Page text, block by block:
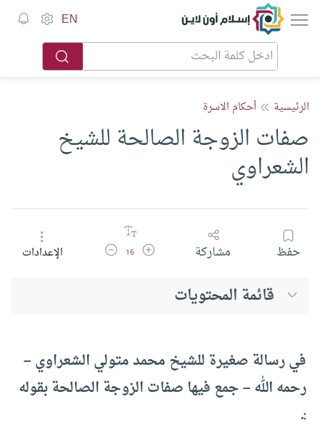
إسلام أون لاين EN
الرئيسية أحكام الاسرة
صفات الزوجة الصالحة للشيخ
الشعراوي
حفظ مشاركة زيادة حجم الخط
16 تقليل حجم الخطالإعدادات
قائمة المحتويات
في رسالة صغيرة للشيخ محمد متولي الشعراوي –
رحمه الله – جمع فيها صفات الزوجة الصالحة بقوله
:ـ